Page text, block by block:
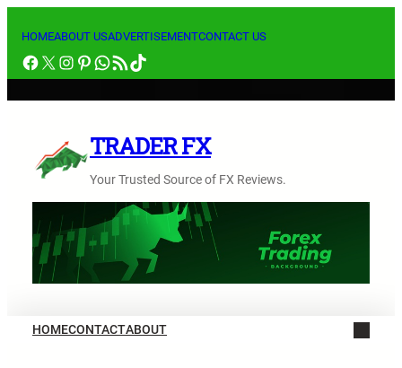
ス
キ
HOMEABOUT USADVERTISEMENTCONTACT US
Facebook
X Instagram
Pinterest
WhatsApp
RSS フィードTikTok
TRADER FX
Your Trusted Source of FX Reviews.
HOMECONTACTABOUT